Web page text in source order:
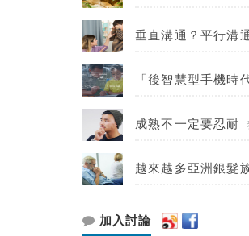
垂直溝通？平行溝
「後智慧型手機時
成熟不一定要忍耐
越來越多亞洲銀髮
加入討論